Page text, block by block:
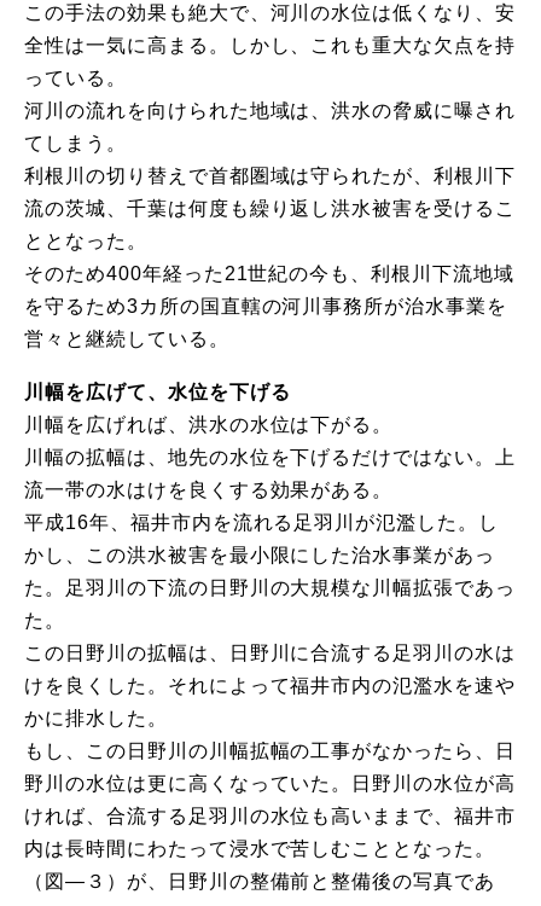
この手法の効果も絶大で、河川の水位は低くなり、安
全性は一気に高まる。しかし、これも重大な欠点を持
っている。
河川の流れを向けられた地域は、洪水の脅威に曝され
てしまう。
利根川の切り替えで首都圏域は守られたが、利根川下
流の茨城、千葉は何度も繰り返し洪水被害を受けるこ
ととなった。
そのため400年経った21世紀の今も、利根川下流地域
を守るため3カ所の国直轄の河川事務所が治水事業を
営々と継続している。
川幅を広げて、水位を下げる
川幅を広げれば、洪水の水位は下がる。
川幅の拡幅は、地先の水位を下げるだけではない。上
流一帯の水はけを良くする効果がある。
平成16年、福井市内を流れる足羽川が氾濫した。し
かし、この洪水被害を最小限にした治水事業があっ
た。足羽川の下流の日野川の大規模な川幅拡張であっ
た。
この日野川の拡幅は、日野川に合流する足羽川の水は
けを良くした。それによって福井市内の氾濫水を速や
かに排水した。
もし、この日野川の川幅拡幅の工事がなかったら、日
野川の水位は更に高くなっていた。日野川の水位が高
ければ、合流する足羽川の水位も高いままで、福井市
内は長時間にわたって浸水で苦しむこととなった。
（図―３）が、日野川の整備前と整備後の写真であ